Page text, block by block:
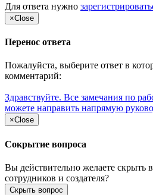
Для ответа нужно
×Close
Перенос ответа
Пожалуйста, выберите ответ в
комментарий:
Здравствуйте. Все замечания по
можете направить напрямую
×Close
Сокрытие вопроса
Вы действительно желаете скрыть
сотрудников и создателя?
Скрыть вопрос